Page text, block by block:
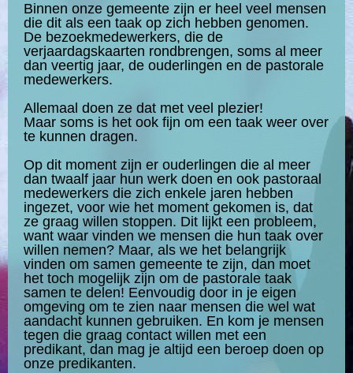
Binnen onze gemeente zijn er heel veel mensen
die dit als een taak op zich hebben genomen.
De bezoekmedewerkers, die de
verjaardagskaarten rondbrengen, soms al meer
dan veertig jaar, de ouderlingen en de pastorale
medewerkers.
Allemaal doen ze dat met veel plezier!
Maar soms is het ook fijn om een taak weer over
te kunnen dragen.
Op dit moment zijn er ouderlingen die al meer
dan twaalf jaar hun werk doen en ook pastoraal
medewerkers die zich enkele jaren hebben
ingezet, voor wie het moment gekomen is, dat
ze graag willen stoppen. Dit lijkt een probleem,
want waar vinden we mensen die hun taak over
willen nemen? Maar, als we het belangrijk
vinden om samen gemeente te zijn, dan moet
het toch mogelijk zijn om de pastorale taak
samen te delen! Eenvoudig door in je eigen
omgeving om te zien naar mensen die wel wat
aandacht kunnen gebruiken. En kom je mensen
tegen die graag contact willen met een
predikant, dan mag je altijd een beroep doen op
onze predikanten.